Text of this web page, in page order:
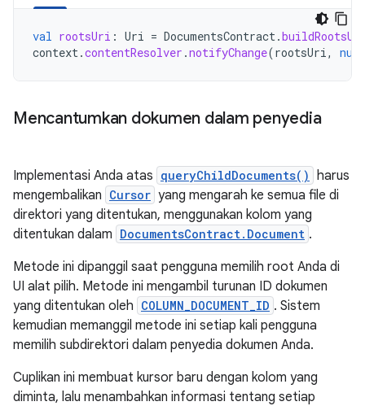
val rootsUri : Uri = DocumentsContract.
context.contentResolver .notifyChange(rootsUri, null
Mencantumkan dokumen dalam penyedia
Implementasi Anda atas queryChildDocuments() harus
mengembalikan Cursor yang mengarah ke semua file di
direktori yang ditentukan, menggunakan kolom yang
ditentukan dalam DocumentsContract.Document .
Metode ini dipanggil saat pengguna memilih root Anda di
UI alat pilih. Metode ini mengambil turunan ID dokumen
yang ditentukan oleh COLUMN_DOCUMENT_ID . Sistem
kemudian memanggil metode ini setiap kali pengguna
memilih subdirektori dalam penyedia dokumen Anda.
Cuplikan ini membuat kursor baru dengan kolom yang
diminta, lalu menambahkan informasi tentang setiap